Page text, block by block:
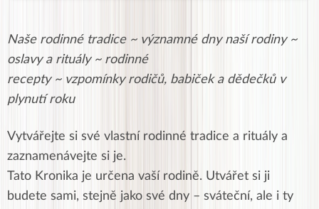
Naše rodinné tradice ~ významné dny naší rodiny ~
oslavy a rituály ~ rodinné
recepty ~ vzpomínky rodičů, babiček a dědečků v
plynutí roku
Vytvářejte si své vlastní rodinné tradice a rituály a
zaznamenávejte si je.
Tato Kronika je určena vaší rodině. Utvářet si ji
budete sami, stejně jako své dny – sváteční, ale i ty